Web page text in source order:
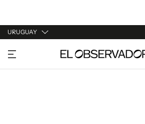
URUGUAY
URUGUAY
ARGENTINA